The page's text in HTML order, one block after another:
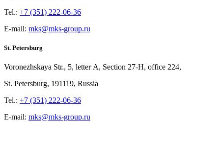
Tel.: +7 (351) 222-06-36
E-mail: mks@mks-group.ru
St. Petersburg
Voronezhskaya Str., 5, letter A, Section 27-Н, office 224,
St. Petersburg, 191119, Russia
Tel.: +7 (351) 222-06-36
E-mail: mks@mks-group.ru